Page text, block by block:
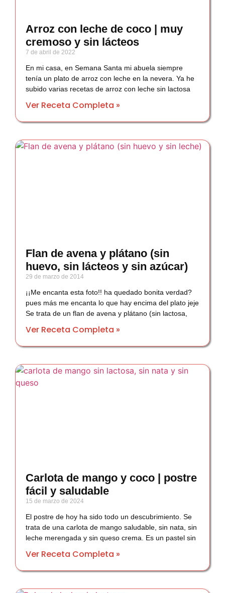
Arroz con leche de coco | muy
cremoso y sin lácteos
7 de abril de 2022
En mi casa, en Semana Santa mi abuela siempre
tenía un plato de arroz con leche en la nevera. Ya he
subido varias recetas de arroz con leche sin lactosa
Ver Receta Completa »
Flan de avena y plátano (sin
huevo, sin lácteos y sin azúcar)
29 de marzo de 2014
¡¡Me encanta esta foto!! ha quedado bonita verdad?
pues más me encanta lo que hay encima del plato jeje
Se trata de un flan de avena y plátano (sin lactosa,
Ver Receta Completa »
Carlota de mango y coco | postre
fácil y saludable
15 de marzo de 2024
El postre de hoy ha sido todo un descubrimiento. Se
trata de una carlota de mango saludable, sin nata, sin
leche merengada y sin queso crema. Es un pastel sin
Ver Receta Completa »